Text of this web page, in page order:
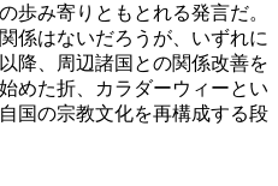
歩み寄りともとれる発言だ。
係はないだろうが、いずれに
降、周辺諸国との関係改善を
めた折、カラダーウィーとい
国の宗教文化を再構成する段